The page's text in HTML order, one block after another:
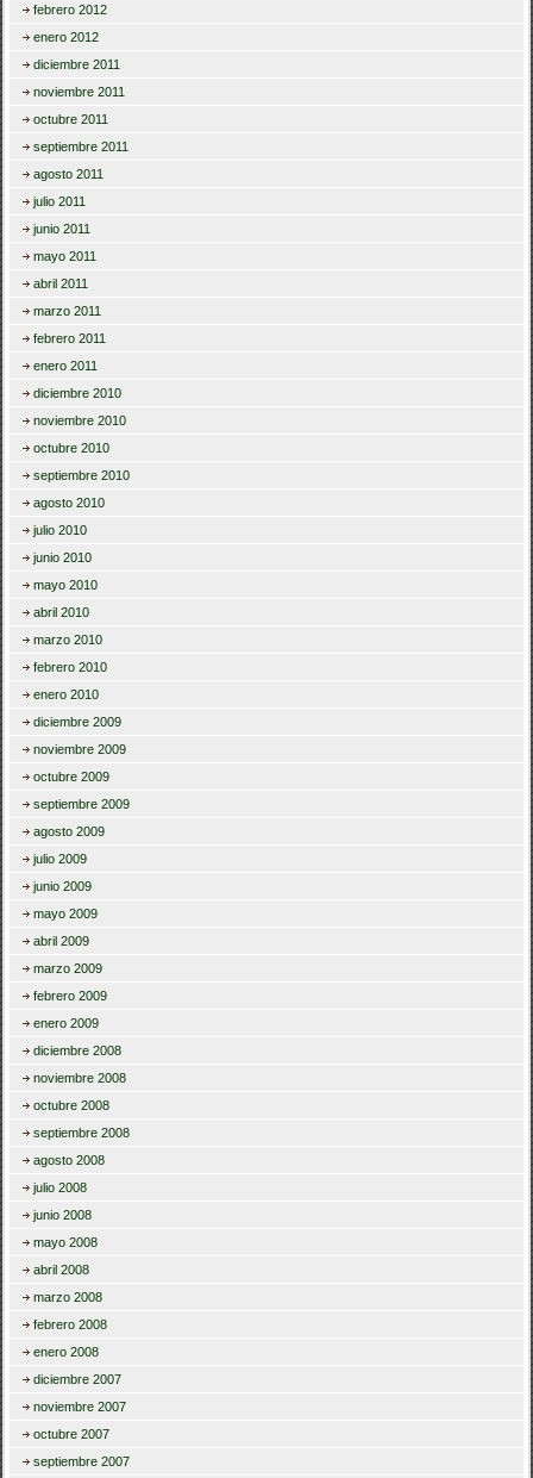
febrero 2012
enero 2012
diciembre 2011
noviembre 2011
octubre 2011
septiembre 2011
agosto 2011
julio 2011
junio 2011
mayo 2011
abril 2011
marzo 2011
febrero 2011
enero 2011
diciembre 2010
noviembre 2010
octubre 2010
septiembre 2010
agosto 2010
julio 2010
junio 2010
mayo 2010
abril 2010
marzo 2010
febrero 2010
enero 2010
diciembre 2009
noviembre 2009
octubre 2009
septiembre 2009
agosto 2009
julio 2009
junio 2009
mayo 2009
abril 2009
marzo 2009
febrero 2009
enero 2009
diciembre 2008
noviembre 2008
octubre 2008
septiembre 2008
agosto 2008
julio 2008
junio 2008
mayo 2008
abril 2008
marzo 2008
febrero 2008
enero 2008
diciembre 2007
noviembre 2007
octubre 2007
septiembre 2007